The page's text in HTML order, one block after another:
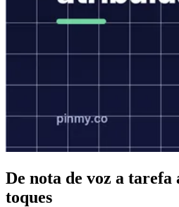
De nota de voz a
toques